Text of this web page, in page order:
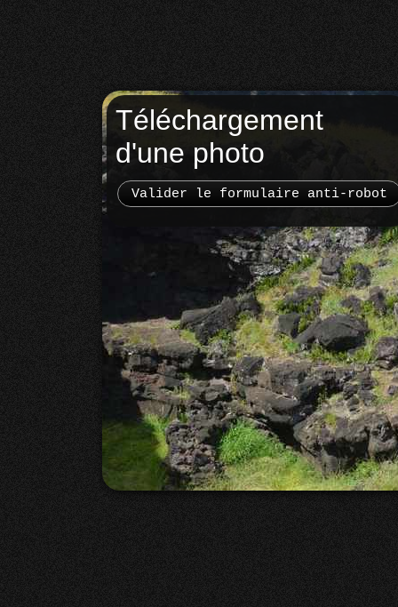
Téléchargement
d'une photo